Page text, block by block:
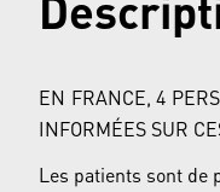
EN FRANCE, 4
INFORMÉES SUR
Les patients sont de